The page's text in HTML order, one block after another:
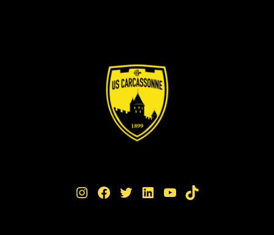
Instagram Facebook Twitter LinkedIn YouTube TikTok